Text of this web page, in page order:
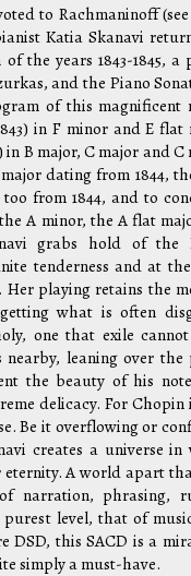
to Rachmaninoff
Katia Skanavi
the years 1843-1845, a
and the Piano
of this magnificent
in F minor and E flat
B major, C major and C
dating from 1844,
from 1844, and to
A minor, the A flat
grabs hold of the
tenderness and at
playing retains the
what is often
one that exile
leaning over the
the beauty of his
delicacy. For Chopin
Be it overflowing or
creates a universe in
eternity. A world apart
narration, phrasing,
level, that of
DSD, this SACD is a
simply a must-have.